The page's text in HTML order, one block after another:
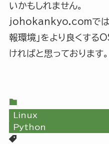
いかもしれません。
johokankyo.comでは、
報環境」をより良くする
ければと思っております。
Linux
Python